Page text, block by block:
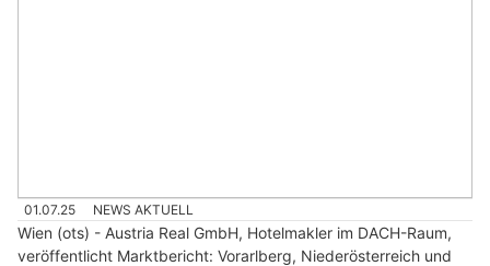
01.07.25 NEWS AKTUELL
Wien (ots) - Austria Real GmbH, Hotelmakler im DACH-Raum,
veröffentlicht Marktbericht: Vorarlberg, Niederösterreich und